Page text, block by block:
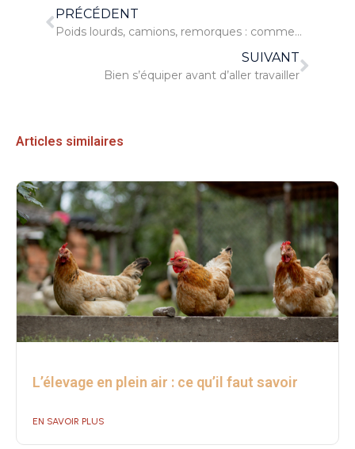
PRÉCÉDENT
Poids lourds, camions, remorques : comment bien les choisir ?
SUIVANT
Bien s’équiper avant d’aller travailler
Articles similaires
L’élevage en plein air : ce qu’il faut savoir
EN SAVOIR PLUS